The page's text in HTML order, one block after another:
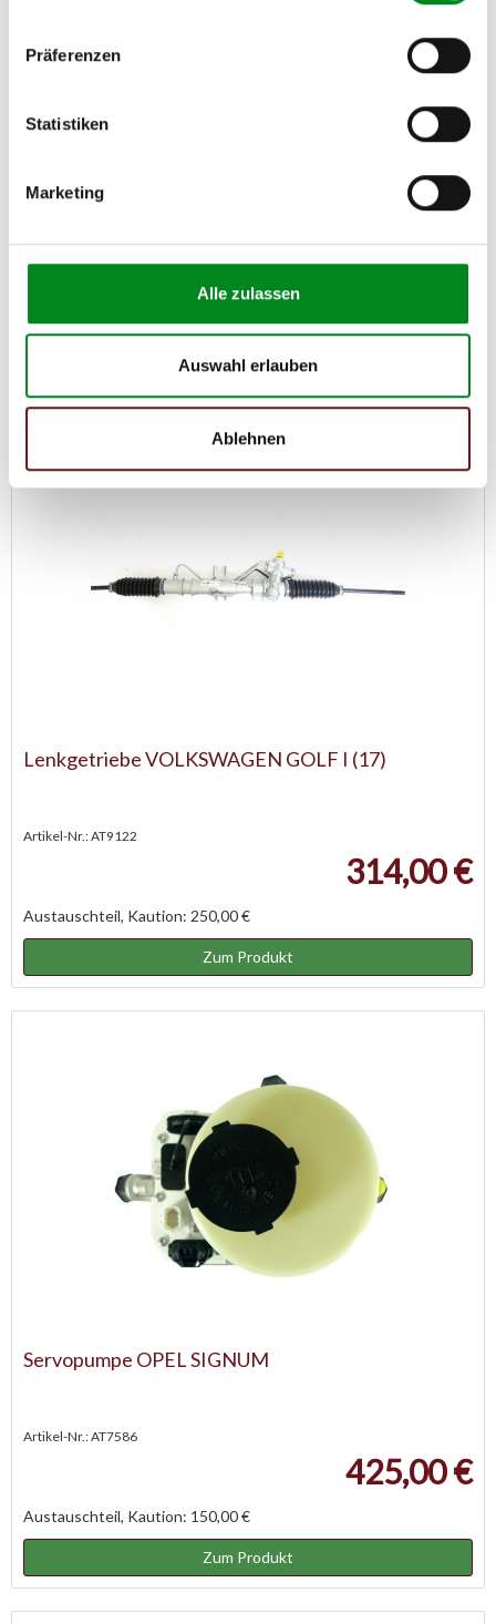
Präferenzen
Statistiken
Marketing
Alle zulassen
Auswahl erlauben
Ablehnen
428,00 €
Zum Produkt
Lenkgetriebe VOLKSWAGEN GOLF I (17)
Artikel-Nr.: AT9122
314,00 €
Austauschteil, Kaution: 250,00 €
Zum Produkt
Servopumpe OPEL SIGNUM
Artikel-Nr.: AT7586
425,00 €
Austauschteil, Kaution: 150,00 €
Zum Produkt